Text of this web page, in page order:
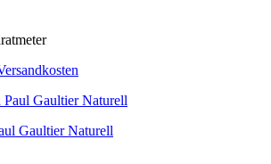
Gaultier Naturell